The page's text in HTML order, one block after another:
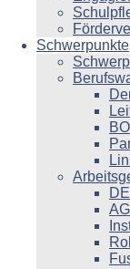
Schwerpunkte